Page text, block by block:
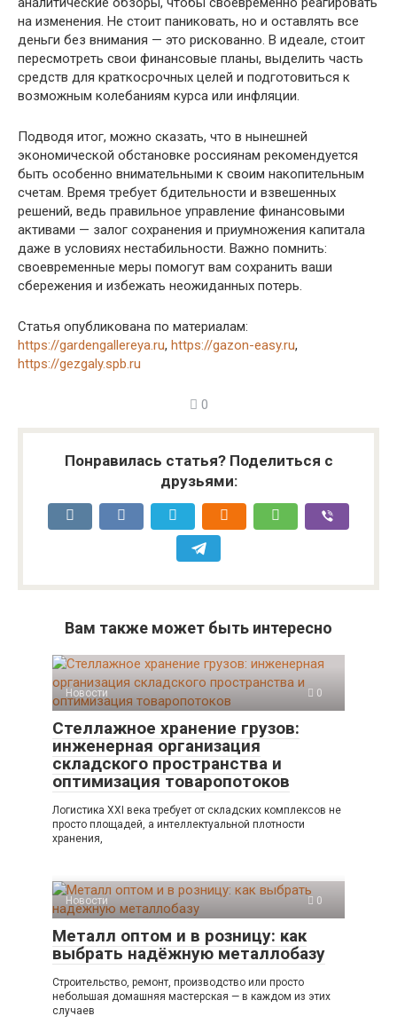
на изменения. Не стоит паниковать, но и оставлять все
деньги без внимания — это рискованно. В идеале, стоит
пересмотреть свои финансовые планы, выделить часть
средств для краткосрочных целей и подготовиться к
возможным колебаниям курса или инфляции.
Подводя итог, можно сказать, что в нынешней
экономической обстановке россиянам рекомендуется
быть особенно внимательными к своим накопительным
счетам. Время требует бдительности и взвешенных
решений, ведь правильное управление финансовыми
активами — залог сохранения и приумножения капитала
даже в условиях нестабильности. Важно помнить:
своевременные меры помогут вам сохранить ваши
сбережения и избежать неожиданных потерь.
Статья опубликована по материалам:
https://gardengallereya.ru, https://gazon-easy.ru,
https://gezgaly.spb.ru
0
Понравилась статья? Поделиться с
друзьями:
Вам также может быть интересно
Новости 0
Стеллажное хранение грузов:
инженерная организация
складского пространства и
оптимизация товаропотоков
Логистика XXI века требует от складских комплексов не
просто площадей, а интеллектуальной плотности
хранения,
Новости 0
Металл оптом и в розницу: как
выбрать надёжную металлобазу
Строительство, ремонт, производство или просто
небольшая домашняя мастерская — в каждом из этих
случаев